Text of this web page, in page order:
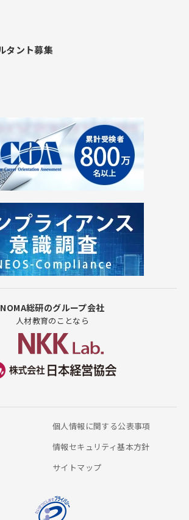
タント募集
NOMA総研のグループ会社
人材教育のことなら
個人情報に関する公表事項
情報セキュリティ基本方針
サイトマップ